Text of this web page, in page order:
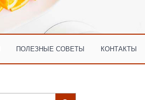
ПОЛЕЗНЫЕ СОВЕТЫ КОНТАКТЫ